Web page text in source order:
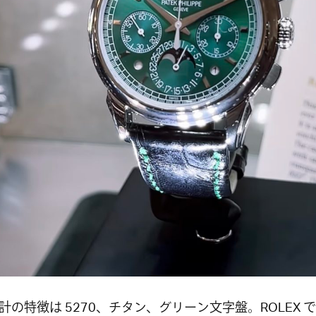
の特徴は 5270、チタン、グリーン文字盤。ROLEX